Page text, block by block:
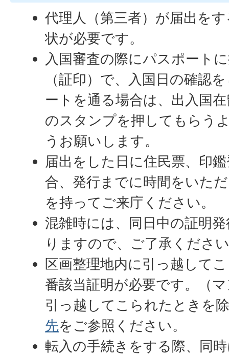
代理人（第三者）が届出を
状が必要です。
入国審査の際にパスポート
（証印）で、入国日の確認
ートを通る場合は、出入国
のスタンプを押してもらう
うお願いします。
届出をした日に住民票、印
合、発行までに時間をいた
を持ってご来庁ください。
混雑時には、同日中の証明
りますので、ご了承くださ
区画整理地内に引っ越して
番該当証明が必要です。（
引っ越してこられたときを
先をご参照ください。
転入の手続きをする際、同